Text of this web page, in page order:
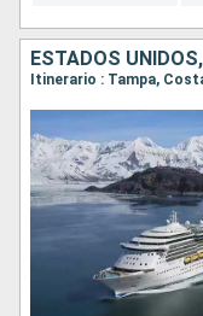
ESTADOS
Itinerario : Tampa,